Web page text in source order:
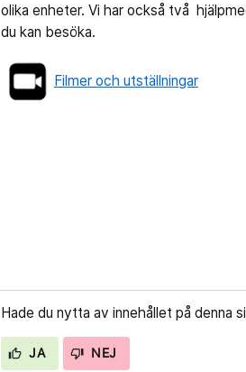
olika enheter. Vi har också två
du kan besöka.
Filmer och utställningar
Hade du nytta av innehållet på denna
JA NEJ